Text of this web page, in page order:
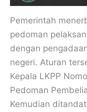
Pemerintah
pedoman
dengan
negeri. Aturan
Kepala LKPP
Pedoman
Kemudian